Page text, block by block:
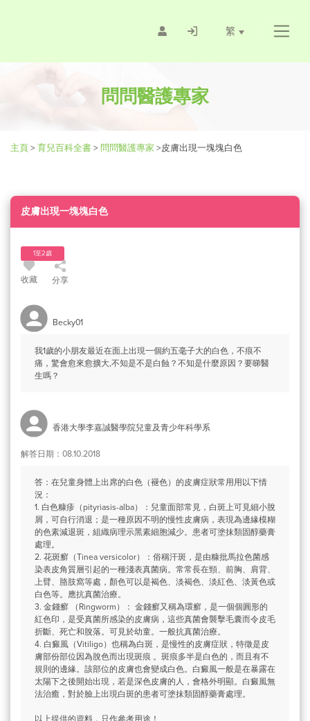
繁
問問醫護專家
主頁> 育兒百科全書> 問問醫護專家 >皮膚出現一塊塊白色
皮膚出現一塊塊白色
1至2歲
收藏 分享
Becky01
我1歲的小朋友最近在面上出現一個約五毫子大的白色，不痕不
痛，驚會愈來愈擴大,不知是不是白蝕？不知是什麼原因？要睇醫
生嗎？
香港大學李嘉誠醫學院兒童及青少年科學系
解答日期：08.10.2018
答：在兒童身體上出席的白色（褪色）的皮膚症狀常用用以下情
況：
1. 白色糠疹（pityriasis-alba）：兒童面部常見，白斑上可見細小脫
屑，可自行消退；是一種原因不明的慢性皮膚病，表現為邊緣模糊
的色素減退斑，組織病理示黑素細胞減少。患者可塗抹類固醇藥膏
處理。
2. 花斑癬（Tinea versicolor）：俗稱汗斑，是由糠批馬拉色菌感
染表皮角質層引起的一種淺表真菌病。常常長在頸、前胸、肩背、
上臂、胳肢窩等處，顏色可以是褐色、淡褐色、淡紅色、淡黃色或
白色等。應抗真菌治療。
3. 金錢癬 （Ringworm）： 金錢癬又稱為環癬，是一個個圓形的
紅色印，是受真菌所感染的皮膚病，這些真菌會襲擊毛囊而令皮毛
折斷、死亡和脫落。可見於幼童。一般抗真菌治療。
4. 白癜風（Vitiligo）也稱為白斑，是慢性的皮膚症狀，特徵是皮
膚部份部位因為脫色而出現斑痕 。斑痕多半是白色的，而且有不
規則的邊緣。該部位的皮膚也會變成白色。白癜風一般是在暴露在
太陽下之後開始出現，若是深色皮膚的人，會格外明顯。白癜風無
法治癒，對於臉上出現白斑的患者可塗抹類固醇藥膏處理。